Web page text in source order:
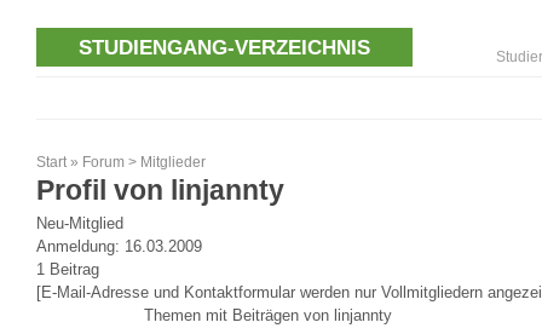
STUDIENGANG-VERZEICHNIS
Start » Forum > Mitglieder
Profil von linjannty
Neu-Mitglied
Anmeldung: 16.03.2009
1 Beitrag
[E-Mail-Adresse und Kontaktformular werden nur Vollmitgliedern
Themen mit Beiträgen von linjannty